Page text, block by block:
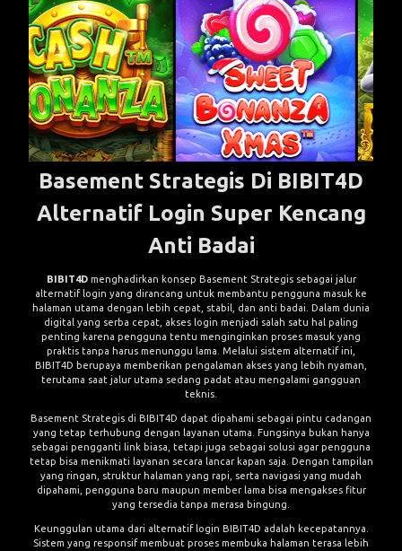
Basement Strategis Di BIBIT4D
Alternatif Login Super Kencang
Anti Badai
BIBIT4Dmenghadirkan konsep Basement Strategis sebagai jalur
alternatif login yang dirancang untuk membantu pengguna masuk ke
halaman utama dengan lebih cepat, stabil, dan anti badai. Dalam dunia
digital yang serba cepat, akses login menjadi salah satu hal paling
penting karena pengguna tentu menginginkan proses masuk yang
praktis tanpa harus menunggu lama. Melalui sistem alternatif ini,
BIBIT4D berupaya memberikan pengalaman akses yang lebih nyaman,
terutama saat jalur utama sedang padat atau mengalami gangguan
teknis.
Basement Strategis di BIBIT4D dapat dipahami sebagai pintu cadangan
yang tetap terhubung dengan layanan utama. Fungsinya bukan hanya
sebagai pengganti link biasa, tetapi juga sebagai solusi agar pengguna
tetap bisa menikmati layanan secara lancar kapan saja. Dengan tampilan
yang ringan, struktur halaman yang rapi, serta navigasi yang mudah
dipahami, pengguna baru maupun member lama bisa mengakses fitur
yang tersedia tanpa merasa bingung.
Keunggulan utama dari alternatif login BIBIT4D adalah kecepatannya.
Sistem yang responsif membuat proses membuka halaman terasa lebih